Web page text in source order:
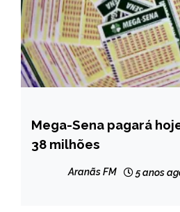
BRASIL
NOTÍCIAS
Mega-Sena pagará
38 milhões
Aranãs FM 5 anos